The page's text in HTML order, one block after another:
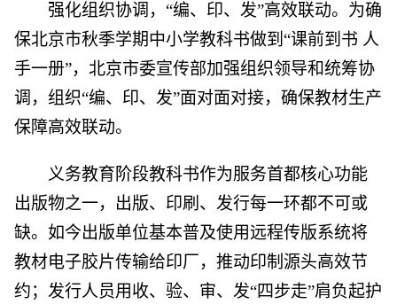
强化组织协调，“编、印、发”高效联动。为确
保北京市秋季学期中小学教科书做到“课前到书 人
手一册”，北京市委宣传部加强组织领导和统筹协
调，组织“编、印、发”面对面对接，确保教材生产
保障高效联动。
义务教育阶段教科书作为服务首都核心功能
出版物之一，出版、印刷、发行每一环都不可或
缺。如今出版单位基本普及使用远程传版系统将
教材电子胶片传输给印厂，推动印制源头高效节
约；发行人员用收、验、审、发“四步走”肩负起护